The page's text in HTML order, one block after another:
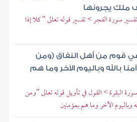
ملك يجرونها
سورة الفجر > تفسير قوله تعالى " كلا إذا
في قوم من أهل النفاق (ومن
بالله وباليوم الآخر وما هم
البقرة > القول في تأويل قوله تعالى "ومن
وباليوم الآخر وما هم بمؤمنين